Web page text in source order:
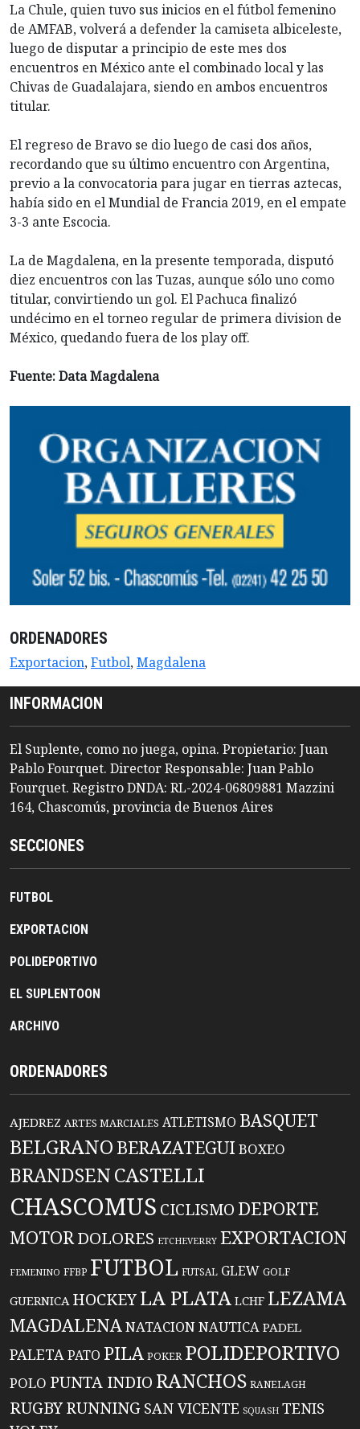
La Chule, quien tuvo sus inicios en el fútbol femenino
de AMFAB, volverá a defender la camiseta albiceleste,
luego de disputar a principio de este mes dos
encuentros en México ante el combinado local y las
Chivas de Guadalajara, siendo en ambos encuentros
titular.
El regreso de Bravo se dio luego de casi dos años,
recordando que su último encuentro con Argentina,
previo a la convocatoria para jugar en tierras aztecas,
había sido en el Mundial de Francia 2019, en el empate
3-3 ante Escocia.
La de Magdalena, en la presente temporada, disputó
diez encuentros con las Tuzas, aunque sólo uno como
titular, convirtiendo un gol. El Pachuca finalizó
undécimo en el torneo regular de primera division de
México, quedando fuera de los play off.
Fuente: Data Magdalena
ORDENADORES
Exportacion,Futbol,Magdalena
INFORMACION
El Suplente, como no juega, opina. Propietario: Juan
Pablo Fourquet. Director Responsable: Juan Pablo
Fourquet. Registro DNDA: RL-2024-06809881 Mazzini
164, Chascomús, provincia de Buenos Aires
SECCIONES
FUTBOL
EXPORTACION
POLIDEPORTIVO
EL SUPLENTOON
ARCHIVO
ORDENADORES
AJEDREZ ARTES MARCIALES ATLETISMO BASQUET
BELGRANO BERAZATEGUIBOXEO
BRANDSENCASTELLI
CHASCOMUS CICLISMO DEPORTE
MOTORDOLORES ETCHEVERRY EXPORTACION
FEMENINO FFBP FUTBOL FUTSAL GLEW GOLF
GUERNICA HOCKEYLA PLATA LCHF LEZAMA
MAGDALENANATACIONNAUTICA PADEL
PALETAPATO PILA POKER POLIDEPORTIVO
POLO PUNTA INDIO RANCHOS RANELAGH
RUGBYRUNNING SAN VICENTE SQUASH TENIS